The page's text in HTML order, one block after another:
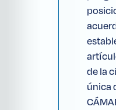
de la
única